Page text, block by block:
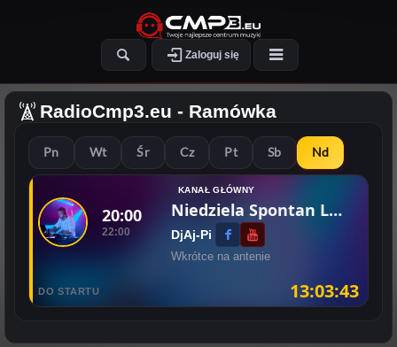
Zaloguj się
RadioCmp3.eu - Ramówka
Pn Wt Śr Cz Pt Sb Nd
20:00
22:00
KANAŁ GŁÓWNY
Niedziela Spontan Live
DjAj-Pi
Wkrótce na antenie
DO STARTU 13:03:43